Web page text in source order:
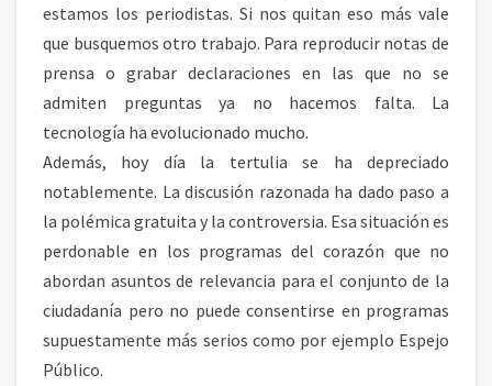
estamos los periodistas. Si nos quitan eso más vale
que busquemos otro trabajo. Para reproducir notas de
prensa o grabar declaraciones en las que no se
admiten preguntas ya no hacemos falta. La
tecnología ha evolucionado mucho.
Además, hoy día la tertulia se ha depreciado
notablemente. La discusión razonada ha dado paso a
la polémica gratuita y la controversia. Esa situación es
perdonable en los programas del corazón que no
abordan asuntos de relevancia para el conjunto de la
ciudadanía pero no puede consentirse en programas
supuestamente más serios como por ejemplo Espejo
Público.